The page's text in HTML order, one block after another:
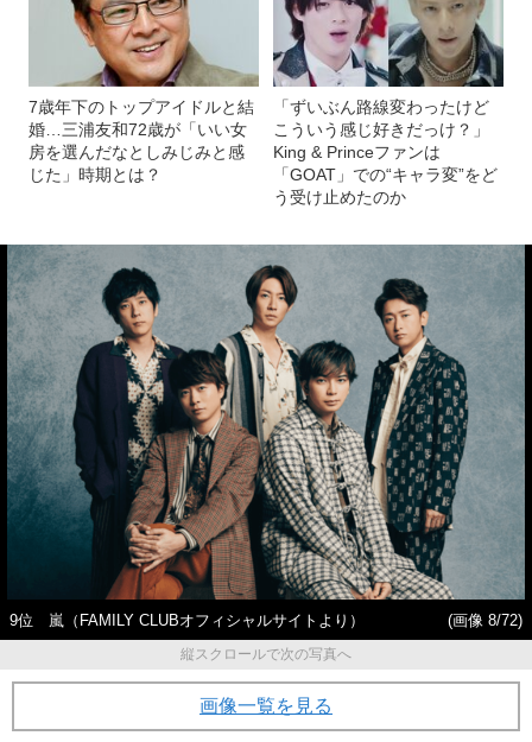
7歳年下のトップアイドルと結
婚…三浦友和72歳が「いい女
房を選んだなとしみじみと感
じた」時期とは？
「ずいぶん路線変わったけど
こういう感じ好きだっけ？」
King & Princeファンは
「GOAT」での“キャラ変”をど
う受け止めたのか
9位 嵐（FAMILY CLUBオフィシャルサイトより）
(画像 8/72)
縦スクロールで次の写真へ
画像一覧を見る